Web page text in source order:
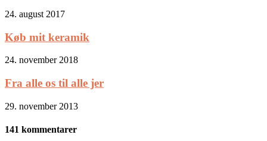
24. august 2017
Køb mit keramik
24. november 2018
Fra alle os til alle jer
29. november 2013
141 kommentarer